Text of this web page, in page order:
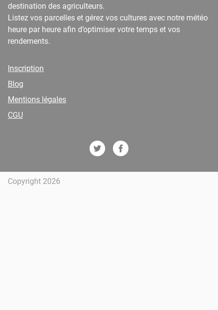
destination des agriculteurs.
Listez vos parcelles et gérez vos cultures avec notre météo
heure par heure afin d’optimiser votre temps et vos
rendements.
Inscription
Blog
Mentions légales
CGU
Copyright 2026